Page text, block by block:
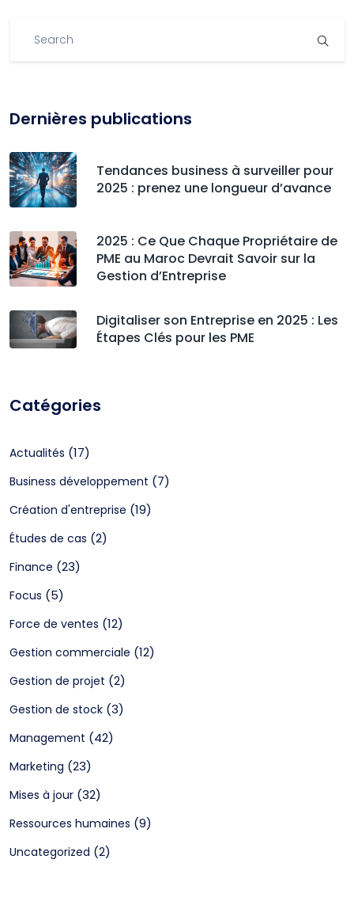
Dernières publications
Tendances business à surveiller pour
2025 : prenez une longueur d’avance
2025 : Ce Que Chaque Propriétaire de
PME au Maroc Devrait Savoir sur la
Gestion d’Entreprise
Digitaliser son Entreprise en 2025 : Les
Étapes Clés pour les PME
Catégories
Actualités (17)
Business développement (7)
Création d'entreprise (19)
Études de cas (2)
Finance (23)
Focus (5)
Force de ventes (12)
Gestion commerciale (12)
Gestion de projet (2)
Gestion de stock (3)
Management (42)
Marketing (23)
Mises à jour (32)
Ressources humaines (9)
Uncategorized (2)